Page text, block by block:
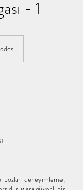
- 1
pozları deneyimleme,